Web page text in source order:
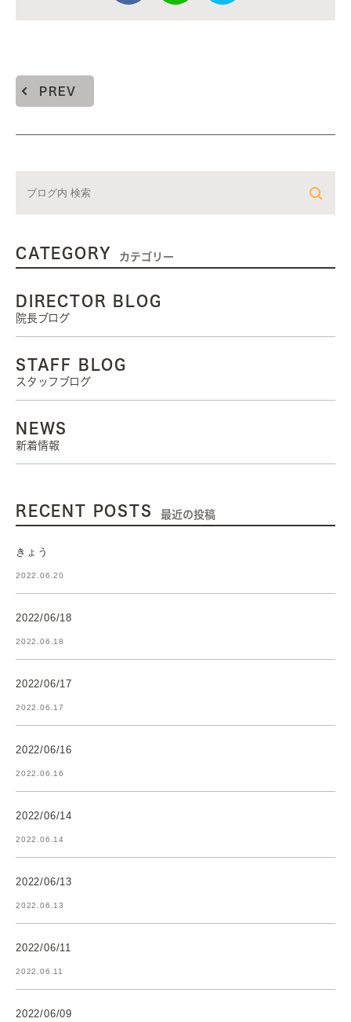
PREV
CATEGORY カテゴリー
DIRECTOR BLOG
院長ブログ
STAFF BLOG
スタッフブログ
NEWS
新着情報
RECENT POSTS 最近の投稿
きょう
2022.06.20
2022/06/18
2022.06.18
2022/06/17
2022.06.17
2022/06/16
2022.06.16
2022/06/14
2022.06.14
2022/06/13
2022.06.13
2022/06/11
2022.06.11
2022/06/09